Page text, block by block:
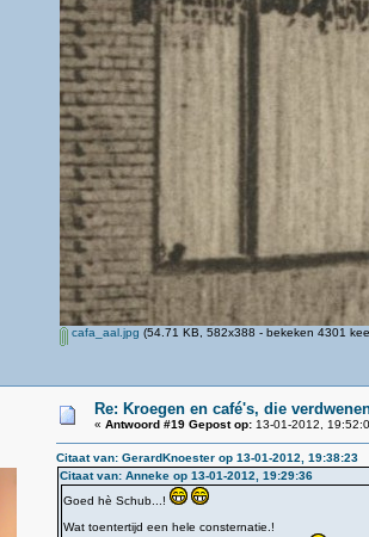
cafa_aal.jpg (54.71 KB, 582x388 - bekeken 4301
Re: Kroegen en café's, die
« Antwoord #19 Gepost op:13-01-2012,
Citaat van: GerardKnoester op 13-01-2012, 19:38:23
Citaat van: Anneke op 13-01-2012, 19:29:36
Goed hè Schub...!
Wat toentertijd een hele consternatie.!